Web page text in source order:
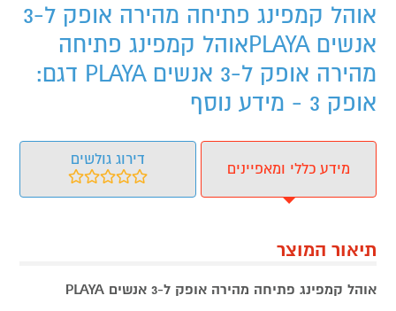
אוהל קמפינג פתיחה מהירה אופק ל-3
אנשים PLAYAאוהל קמפינג פתיחה
מהירה אופק ל-3 אנשים PLAYA דגם:
אופק 3 - מידע נוסף
מידע כללי ומאפיינים
דירוג גולשים
תיאור המוצר
אוהל קמפינג פתיחה מהירה אופק ל-3 אנשים PLAYA